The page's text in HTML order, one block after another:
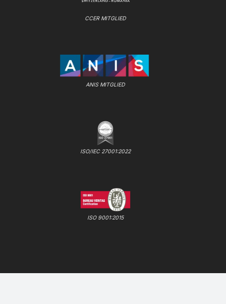
CCER MITGLIED
ANIS MITGLIED
ISO/IEC 27001:2022
ISO 9001:2015